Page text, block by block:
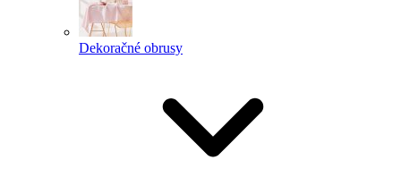
Dekoračné obrusy